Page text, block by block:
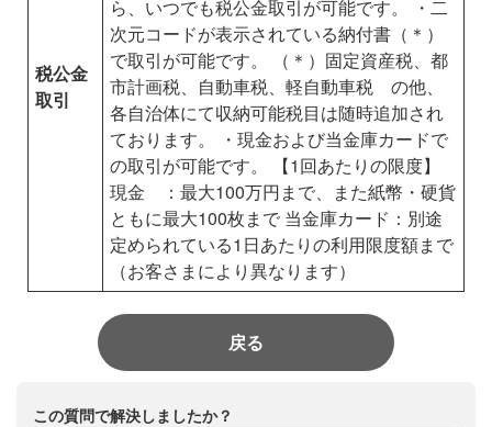
税公金
取引
ら、いつでも税公金取引が可能です。
・二
次元コードが表示されている納付書（＊）
で取引が可能です。
（＊）固定資産税、都
市計画税、自動車税、軽自動車税 の他、
各自治体にて収納可能税目は随時追加され
ております。
・現金および当金庫カードで
の取引が可能です。
【1回あたりの限度】
現金 ：最大100万円まで、また紙幣・硬貨
ともに最大100枚まで 当金庫カード：別途
定められている1日あたりの利用限度額まで
（お客さまにより異なります）
戻る
この質問で解決しましたか？